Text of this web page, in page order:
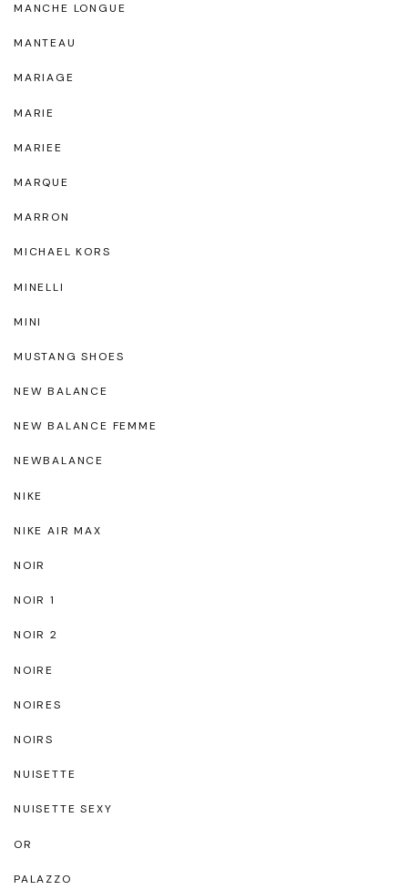
MANCHE LONGUE
MANTEAU
MARIAGE
MARIE
MARIEE
MARQUE
MARRON
MICHAEL KORS
MINELLI
MINI
MUSTANG SHOES
NEW BALANCE
NEW BALANCE FEMME
NEWBALANCE
NIKE
NIKE AIR MAX
NOIR
NOIR 1
NOIR 2
NOIRE
NOIRES
NOIRS
NUISETTE
NUISETTE SEXY
OR
PALAZZO